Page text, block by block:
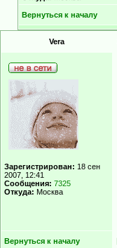
Вернуться к началу
Vera
Зарегистрирован: 18 сен
2007, 12:41
Сообщения: 7325
Откуда: Москва
Вернуться к началу